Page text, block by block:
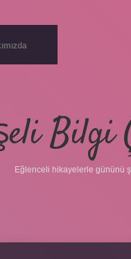
Bilgi
Eğlenceli hikayelerle gününü